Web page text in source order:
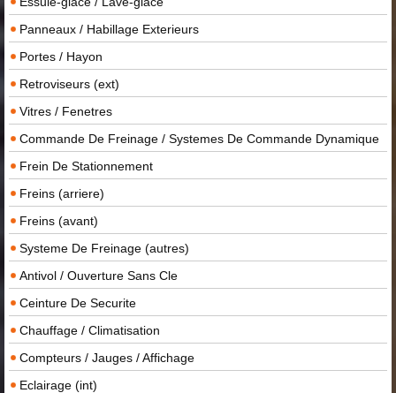
Panneaux / Habillage Exterieurs
Portes / Hayon
Retroviseurs (ext)
Vitres / Fenetres
Commande De Freinage / Systemes De Commande Dynamique
Frein De Stationnement
Freins (arriere)
Freins (avant)
Systeme De Freinage (autres)
Antivol / Ouverture Sans Cle
Ceinture De Securite
Chauffage / Climatisation
Compteurs / Jauges / Affichage
Eclairage (int)